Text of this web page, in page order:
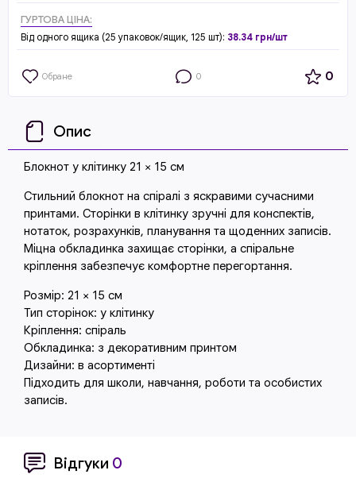
ГУРТОВА ЦІНА:
Від одного ящика (25 упаковок/ящик, 125 шт): 38.34 грн/шт
Обране 0 0
Опис
Блокнот у клітинку 21 × 15 см
Стильний блокнот на спіралі з яскравими сучасними
принтами. Сторінки в клітинку зручні для конспектів,
нотаток, розрахунків, планування та щоденних записів.
Міцна обкладинка захищає сторінки, а спіральне
кріплення забезпечує комфортне перегортання.
Розмір: 21 × 15 см
Тип сторінок: у клітинку
Кріплення: спіраль
Обкладинка: з декоративним принтом
Дизайни: в асортименті
Підходить для школи, навчання, роботи та особистих
записів.
Відгуки 0